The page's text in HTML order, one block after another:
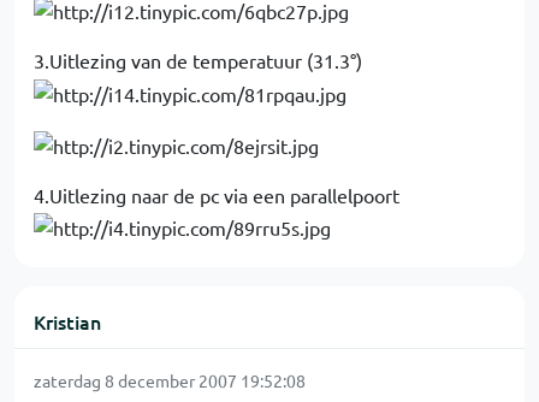
3.Uitlezing van de temperatuur (31.3°)
4.Uitlezing naar de pc via een parallelpoort
Kristian
zaterdag 8 december 2007 19:52:08